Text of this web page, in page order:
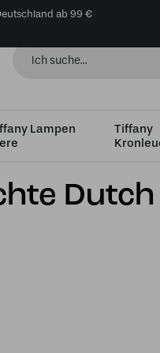
ab 99 €
Lampen
Tiffany
Medium Ø36 - Ø49cm